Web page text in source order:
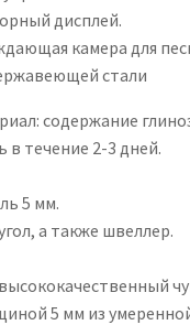
дисплей.
камера для
стали
содержание
в течение 2-3 дней.
5 мм.
а также швеллер.
5 мм из